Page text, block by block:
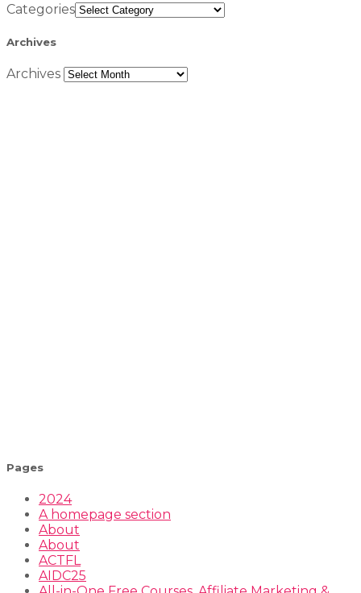
Categories
Archives
Archives
Pages
2024
A homepage section
About
About
ACTFL
AIDC25